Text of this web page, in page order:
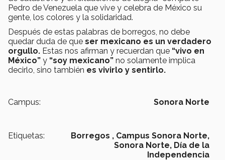
Pedro de Venezuela que vive y celebra de México su
gente, los colores y la solidaridad.
Después de estas palabras de borregos, no debe
quedar duda de que ser mexicano es un verdadero
orgullo. Estas nos afirman y recuerdan que “vivo en
México” y “soy mexicano” no solamente implica
decirlo, sino también es vivirlo y sentirlo.
Campus: Sonora Norte
Etiquetas: Borregos , Campus Sonora Norte,
Sonora Norte, Día de la
Independencia